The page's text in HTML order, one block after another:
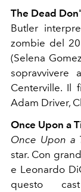
The Dead
Butler
zombie del
(Selena
sopravvivere
Centerville. Il
Adam Driver,
Once Upon a
Once Upon a
star. Con
e Leonardo
questo